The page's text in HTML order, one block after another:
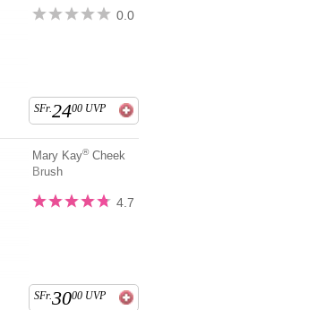
0.0
SFr.2400 UVP
Mary Kay®Cheek
Brush
4.7
SFr.3000 UVP